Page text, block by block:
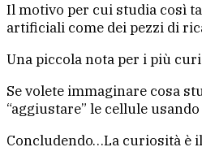
Il motivo per cui studia così
artificiali come dei pezzi di
Una piccola nota per i più
Se volete immaginare cosa
“aggiustare” le cellule
Concludendo…La curiosità è